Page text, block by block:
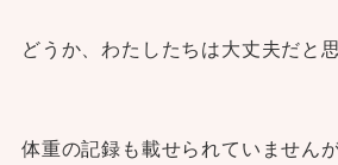
どうか、わたしたちは大丈夫だと
体重の記録も載せられていません